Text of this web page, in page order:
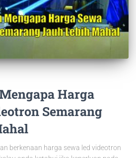
Harga
Semarang
berkenaan harga sewa led videotron